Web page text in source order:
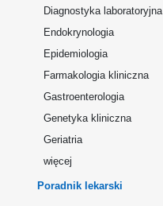
Diagnostyka laboratoryjna
Endokrynologia
Epidemiologia
Farmakologia kliniczna
Gastroenterologia
Genetyka kliniczna
Geriatria
więcej
Poradnik lekarski